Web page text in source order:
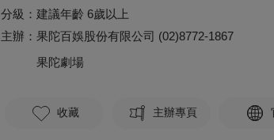
分級： 建議年齡 6歲以上
主辦： 果陀百娛股份有限公司 (02)8772-1867
果陀劇場
收藏 主辦專頁